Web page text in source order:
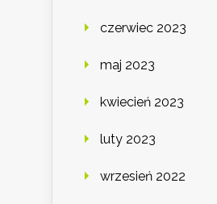
czerwiec 2023
maj 2023
kwiecień 2023
luty 2023
wrzesień 2022